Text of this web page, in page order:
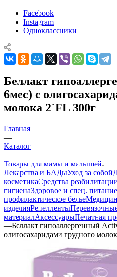
Facebook
Instagram
Одноклассники
Беллакт
6мес) с
молока 2´FL 300г
Главная
—
Каталог
—
Товары для мамы и малышей
Лекарства и БАДыУход за собой
косметикаСредства реабилитации
гигиенаЗдоровое и спец. питание
профилактическое белье
изделияРепелленты
материалАксессуарыПечатная
—Беллакт гипоаллергенный
олигосахаридами грудного